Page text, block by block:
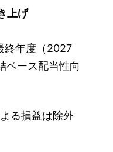
上げ
終年度（2027
ベース配当性向
る損益は除外